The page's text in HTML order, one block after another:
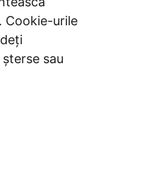
Cookie-urile
sau